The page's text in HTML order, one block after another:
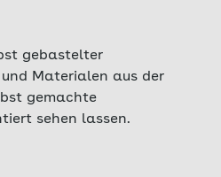
gebastelter
und Materialen aus der
gemachte
sehen lassen.